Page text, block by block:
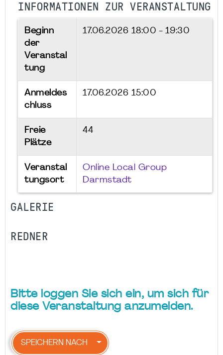
INFORMATIONEN ZUR VERANSTALTUNG
Beginn
der
Veranstal
tung
17.06.2026 18:00 - 19:30
Anmeldes
chluss
17.06.2026 15:00
Freie
Plätze
44
Veranstal
tungsort
Online Local Group
Darmstadt
GALERIE
REDNER
Bitte loggen Sie sich ein, um sich für
diese Veranstaltung anzumelden.
SPEICHERN NACH